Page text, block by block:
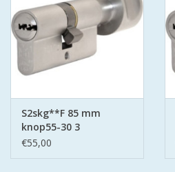
S2skg**F 85 mm
knop55-30 3
keersleutels
€55,00